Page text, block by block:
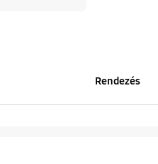
Rendezés